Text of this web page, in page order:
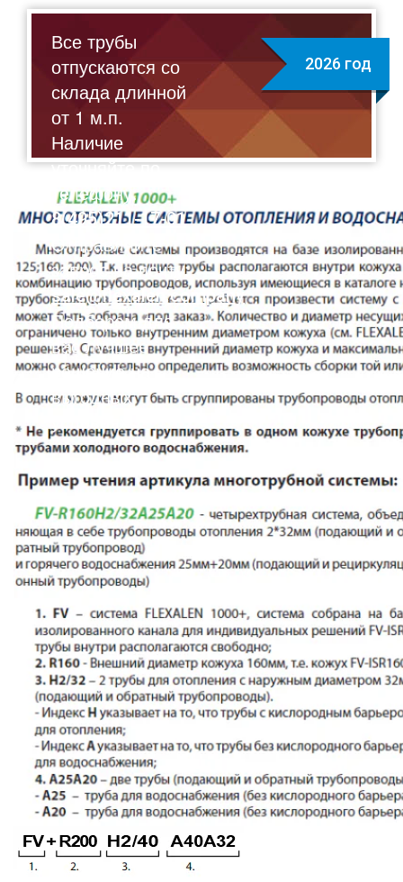
Все трубы
отпускаются со
склада длинной
от 1 м.п.
Наличие
уточняйте по
телефону:
8(495)211-17-01
Отправляйте
запрос на почту:
sale@flexalen.company
Подберем для
вас лучшее
решение на
выгодных
2026 год